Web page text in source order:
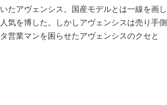
たアヴェンシス。国産モデルとは一線を画し
気を博した。しかしアヴェンシスは売り手側
営業マンを困らせたアヴェンシスのクセと